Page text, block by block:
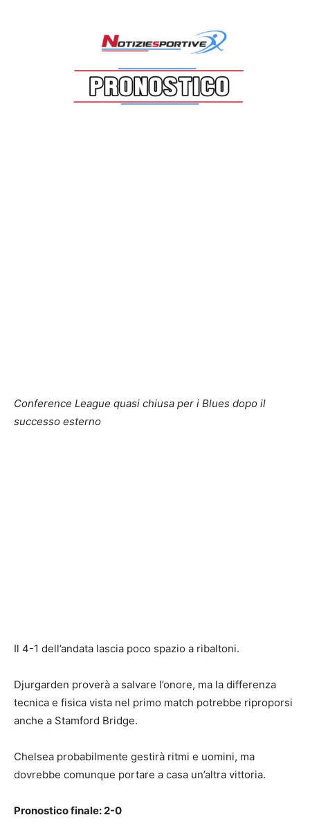
Conference League quasi chiusa per i Blues dopo il
successo esterno
Il 4-1 dell’andata lascia poco spazio a ribaltoni.
Djurgarden proverà a salvare l’onore, ma la differenza
tecnica e fisica vista nel primo match potrebbe riproporsi
anche a Stamford Bridge.
Chelsea probabilmente gestirà ritmi e uomini, ma
dovrebbe comunque portare a casa un’altra vittoria.
Pronostico finale: 2-0